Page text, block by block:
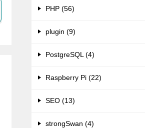
PHP (56)
plugin (9)
PostgreSQL (4)
Raspberry Pi (22)
SEO (13)
strongSwan (4)